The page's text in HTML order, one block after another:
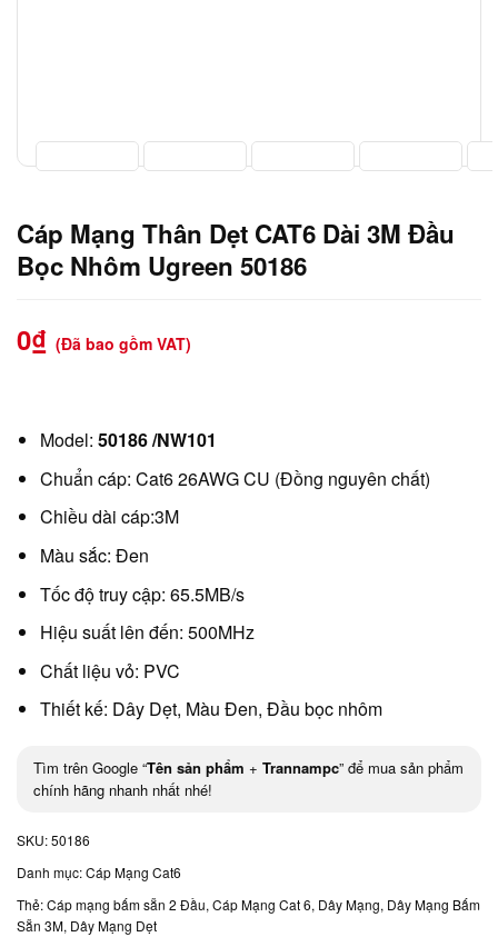
Cáp Mạng Thân Dẹt CAT6 Dài 3M Đầu
Bọc Nhôm Ugreen 50186
0₫ (Đã bao gồm VAT)
Model: 50186 /NW101
Chuẩn cáp: Cat6 26AWG CU (Đồng nguyên chất)
Chiều dài cáp:3M
Màu sắc: Đen
Tốc độ truy cập: 65.5MB/s
Hiệu suất lên đến: 500MHz
Chất liệu vỏ: PVC
Thiết kế: Dây Dẹt, Màu Đen, Đầu bọc nhôm
Tìm trên Google “Tên sản phẩm + Trannampc” để mua sản phẩm
chính hãng nhanh nhất nhé!
SKU:50186
Danh mục:Cáp Mạng Cat6
Thẻ:Cáp mạng bấm sẵn 2 Đầu, Cáp Mạng Cat 6, Dây Mạng, Dây Mạng Bấm
Sẵn 3M, Dây Mạng Dẹt